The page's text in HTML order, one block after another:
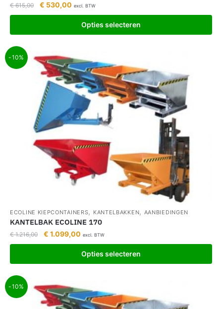
€615,00 € 530,00 excl. BTW
Opties selecteren
-10%
ECOLINE KIEPCONTAINERS, KANTELBAKKEN, AANBIEDINGEN
KANTELBAK ECOLINE 170
€1.216,00 € 1.099,00 excl. BTW
Opties selecteren
-10%